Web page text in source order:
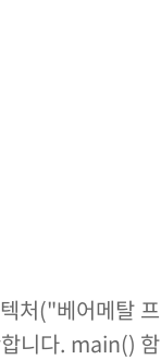
처("베어메탈 프
니다. main() 함